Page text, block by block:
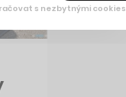
s nezbytnými cookies